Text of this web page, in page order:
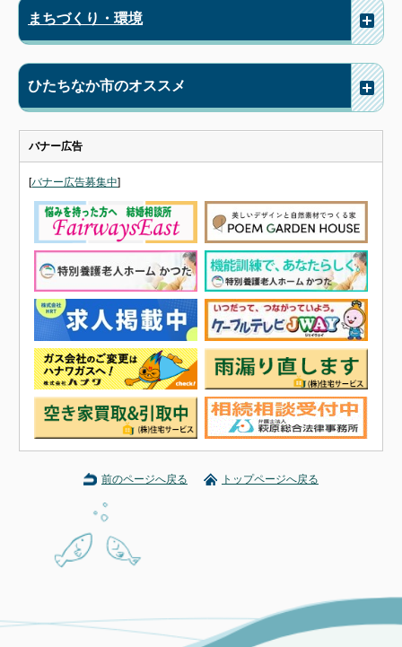
まちづくり・環境
ひたちなか市のオススメ
バナー広告
[バナー広告募集中]
前のページへ戻る トップページへ戻る